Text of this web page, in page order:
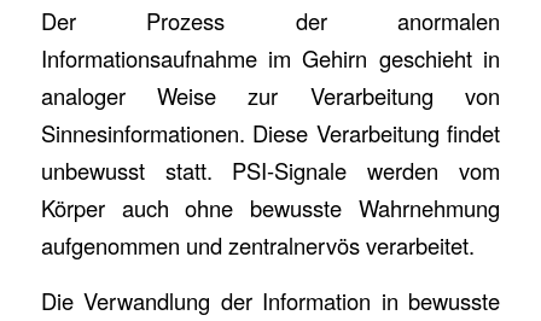
Der Prozess der anormalen
Informationsaufnahme im Gehirn geschieht in
analoger Weise zur Verarbeitung von
Sinnesinformationen. Diese Verarbeitung findet
unbewusst statt. PSI-Signale werden vom
Körper auch ohne bewusste Wahrnehmung
aufgenommen und zentralnervös verarbeitet.
Die Verwandlung der Information in bewusste